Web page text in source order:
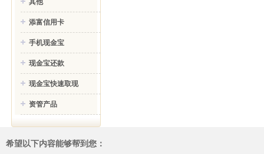
其他
添富信用卡
手机现金宝
现金宝还款
现金宝快速取现
资管产品
希望以下内容能够帮到您：